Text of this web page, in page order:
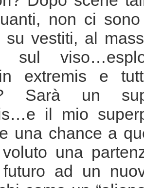
non ci
su vestiti, al
sul
extremis e
Sarà un
il mio
una chance a
una
ad un